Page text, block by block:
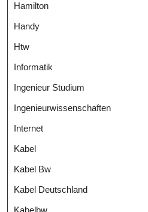
Hamilton
Handy
Htw
Informatik
Ingenieur Studium
Ingenieurwissenschaften
Internet
Kabel
Kabel Bw
Kabel Deutschland
Kabelbw